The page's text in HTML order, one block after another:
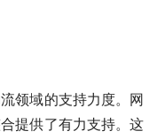
领域的支持力度。网
提供了有力支持。这